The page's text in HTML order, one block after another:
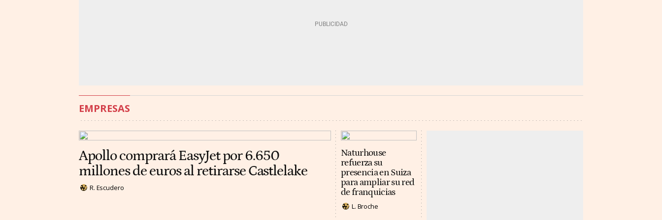
EMPRESAS
Apollo comprará EasyJet por 6.650
millones de euros al retirarse Castlelake
R. Escudero
Naturhouse
refuerza su
presencia en Suiza
para ampliar su red
de franquicias
L. Broche